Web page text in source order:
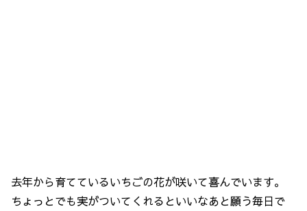
去年から育てているいちごの花が咲いて喜んでいます。
ちょっとでも実がついてくれるといいなあと願う毎日で